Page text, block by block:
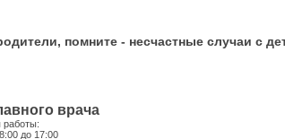
помните - несчастные случаи с
врача
работы:
до 17:00